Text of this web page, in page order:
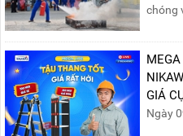
chóng
cháy
hại
thời.
dập
GIÁ
Ngày